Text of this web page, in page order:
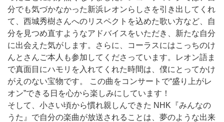
分でも気づかなかった新浜レオンらしさを引き出してくれ
て、西城秀樹さんへのリスペクトを込めた歌い方など、自
分を見つめ直すようなアドバイスをいただき、新たな自分
に出会えた気がします。さらに、コーラスにはこっちのけ
んとさんご本人も参加してくださっています。レオン語ま
で真面目にハモリを入れてくれた時間は、僕にとってかけ
がえのない宝物です。 この曲をコンサートで“盛り上がレ
オン”できる日を心から楽しみにしています！
そして、小さい頃から慣れ親しんできた NHK『みんなの
うた』で自分の楽曲が放送されることは、夢のような出来